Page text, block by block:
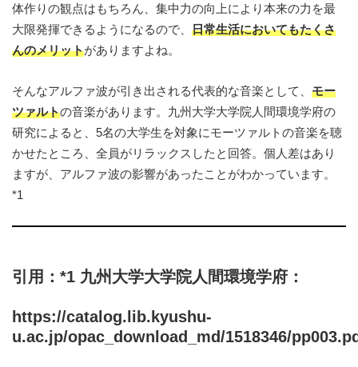
体作りの観点はもちろん、集中力の向上により本来の力を最
大限発揮できるようになるので、 日常生活においてもたくさ
んのメリットがありますよね。
そんなアルファ波が引き出される代表的な音楽として、 モー
ツァルトの音楽があります。九州大学大学院人間環境学府の
研究によると、5名の大学生を対象にモーツァルトの音楽を聴
かせたところ、全員がリラックスしたと回答。個人差はあり
ますが、アルファ波の影響があったことがわかっています。
*1
引用：*1 九州大学大学院人間環境学府：
https://catalog.lib.kyushu-
u.ac.jp/opac_download_md/1518346/